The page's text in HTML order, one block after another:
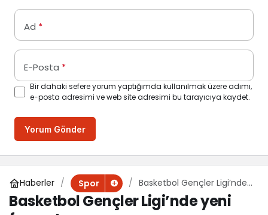
Ad *
E-Posta *
Bir dahaki sefere yorum yaptığımda kullanılmak üzere adımı,
e-posta adresimi ve web site adresimi bu tarayıcıya kaydet.
Yorum Gönder
Haberler Spor
Basketbol Gençler Ligi’nde
yeni format
Basketbol Gençler Ligi’nde yeni